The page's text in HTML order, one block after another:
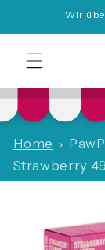
Inhalt
Wir
Home
Strawberry